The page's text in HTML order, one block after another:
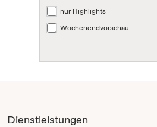
nur Highlights
Wochenendvorschau
Dienstleistungen